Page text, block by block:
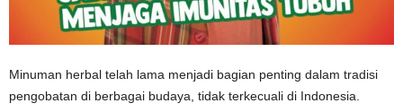
Minuman herbal telah lama menjadi bagian penting dalam tradisi
pengobatan di berbagai budaya, tidak terkecuali di Indonesia.